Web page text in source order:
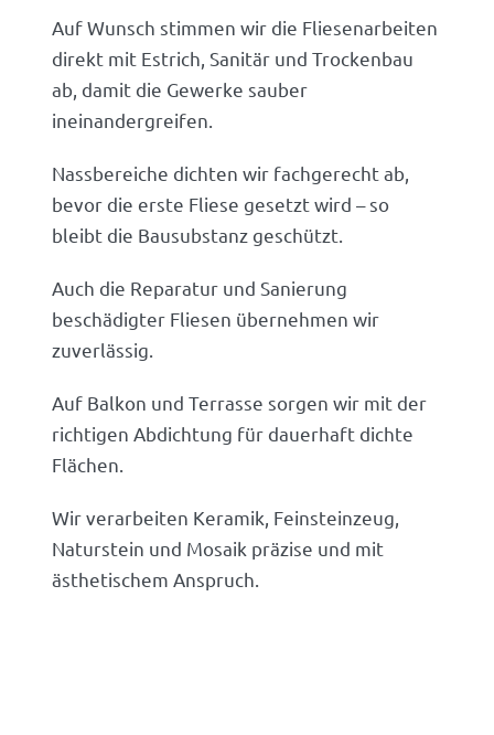
Auf Wunsch stimmen wir die Fliesenarbeiten
direkt mit Estrich, Sanitär und Trockenbau
ab, damit die Gewerke sauber
ineinandergreifen.
Nassbereiche dichten wir fachgerecht ab,
bevor die erste Fliese gesetzt wird – so
bleibt die Bausubstanz geschützt.
Auch die Reparatur und Sanierung
beschädigter Fliesen übernehmen wir
zuverlässig.
Auf Balkon und Terrasse sorgen wir mit der
richtigen Abdichtung für dauerhaft dichte
Flächen.
Wir verarbeiten Keramik, Feinsteinzeug,
Naturstein und Mosaik präzise und mit
ästhetischem Anspruch.